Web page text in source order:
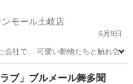
モール土岐店
6月9日
、 可愛い動物たちと触れ合いな
時給 ブ」ブルメール舞多聞